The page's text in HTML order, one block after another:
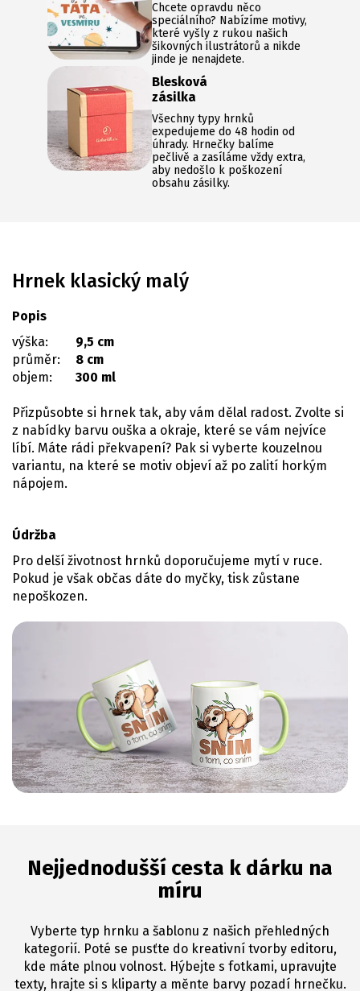
Chcete opravdu něco
speciálního? Nabízíme motivy,
které vyšly z rukou našich
šikovných ilustrátorů a nikde
jinde je nenajdete.
Blesková
zásilka
Všechny typy hrnků
expedujeme do 48 hodin od
úhrady. Hrnečky balíme
pečlivě a zasíláme vždy extra,
aby nedošlo k poškození
obsahu zásilky.
Hrnek klasický malý
Popis
výška:
9,5 cm
průměr:
8 cm
objem:
300 ml
Přizpůsobte si hrnek tak, aby vám dělal radost. Zvolte si
z nabídky barvu ouška a okraje, které se vám nejvíce
líbí. Máte rádi překvapení? Pak si vyberte kouzelnou
variantu, na které se motiv objeví až po zalití horkým
nápojem.
Údržba
Pro delší životnost hrnků doporučujeme mytí v ruce.
Pokud je však občas dáte do myčky, tisk zůstane
nepoškozen.
Nejjednodušší cesta k dárku na
míru
Vyberte typ hrnku a šablonu z našich přehledných
kategorií. Poté se pusťte do kreativní tvorby editoru,
kde máte plnou volnost. Hýbejte s fotkami, upravujte
texty, hrajte si s kliparty a měnte barvy pozadí hrnečku.